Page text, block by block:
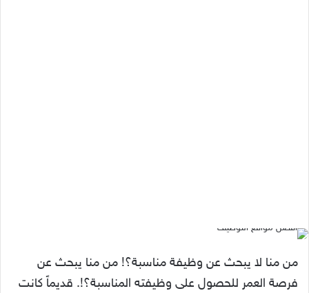
من منا لا يبحث عن وظيفة مناسبة؟! من منا يبحث عن
فرصة العمر للحصول على وظيفته المناسبة؟!. قديماً كانت